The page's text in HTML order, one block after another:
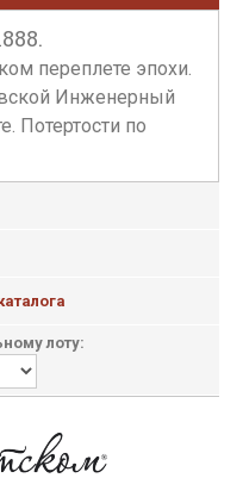
переплете эпохи.
Инженерный
Потертости по
лоту: